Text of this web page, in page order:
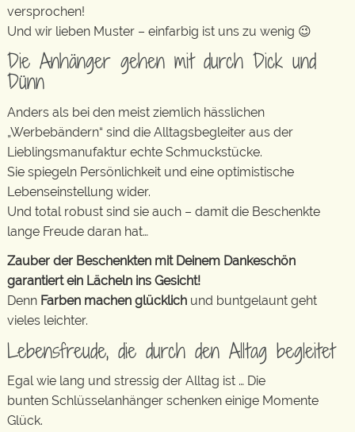
versprochen!
Und wir lieben Muster – einfarbig ist uns zu wenig 😉
Die Anhänger gehen mit durch Dick und
Dünn
Anders als bei den meist ziemlich hässlichen
„Werbebändern“ sind die Alltagsbegleiter aus der
Lieblingsmanufaktur echte Schmuckstücke.
Sie spiegeln Persönlichkeit und eine optimistische
Lebenseinstellung wider.
Und total robust sind sie auch – damit die Beschenkte
lange Freude daran hat…
Zauber der Beschenkten mit Deinem Dankeschön
garantiert ein Lächeln ins Gesicht!
Denn Farben machen glücklich und buntgelaunt geht
vieles leichter.
Lebensfreude, die durch den Alltag begleitet
Egal wie lang und stressig der Alltag ist … Die
bunten Schlüsselanhänger schenken einige Momente
Glück.